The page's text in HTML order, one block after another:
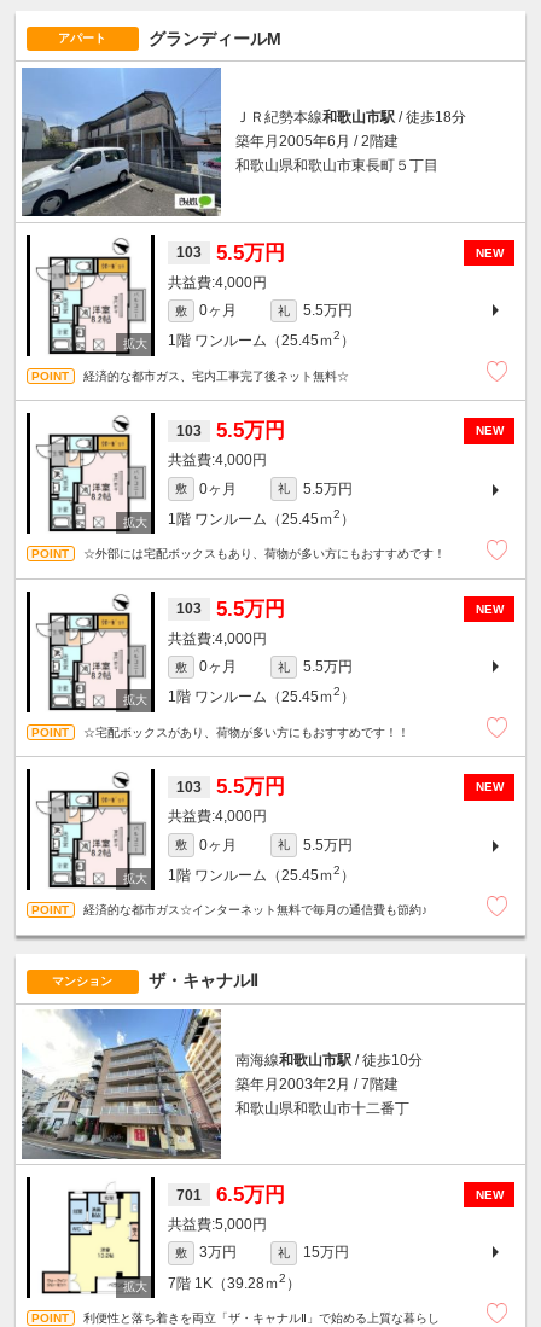
アパート グランディールM
ＪＲ紀勢本線和歌山市駅 / 徒歩18分
築年月2005年6月 / 2階建
和歌山県和歌山市東長町５丁目
NEW
103 5.5万円
4,000円
敷 0ヶ月 礼
5.5万円
1階 ワンルーム（25.45ｍ2 ）
経済的な都市ガス、宅内工事完了後ネット無料☆
NEW
103 5.5万円
4,000円
敷 0ヶ月 礼
5.5万円
1階 ワンルーム（25.45ｍ2 ）
☆外部には宅配ボックスもあり、荷物が多い方にもおすすめです！
NEW
103 5.5万円
4,000円
敷 0ヶ月 礼
5.5万円
1階 ワンルーム（25.45ｍ2 ）
☆宅配ボックスがあり、荷物が多い方にもおすすめです！！
NEW
103 5.5万円
4,000円
敷 0ヶ月 礼
5.5万円
1階 ワンルーム（25.45ｍ2 ）
経済的な都市ガス☆インターネット無料で毎月の通信費も節約♪
マンション ザ・キャナルⅡ
南海線和歌山市駅 / 徒歩10分
築年月2003年2月 / 7階建
和歌山県和歌山市十二番丁
NEW
701 6.5万円
5,000円
敷 3万円 礼
15万円
7階 1K（39.28ｍ2 ）
利便性と落ち着きを両立「ザ・キャナルⅡ」で始める上質な暮らし